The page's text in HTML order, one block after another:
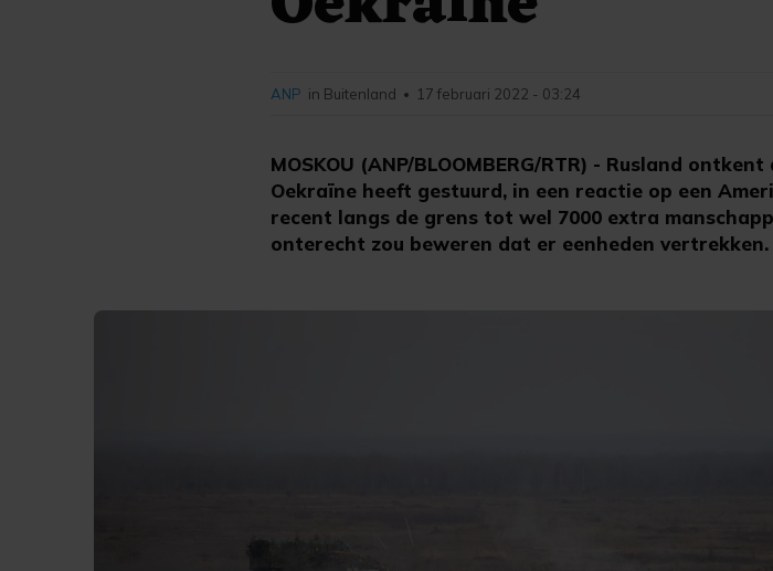
MOSKOU (ANP/BLOOMBERG/RTR) - Rusland
Oekraïne heeft gestuurd, in een reactie op een
recent langs de grens tot wel 7000 extra
onterecht zou beweren dat er eenheden vertrekken.
ANP in Buitenland • 17 februari 2022 - 03:24